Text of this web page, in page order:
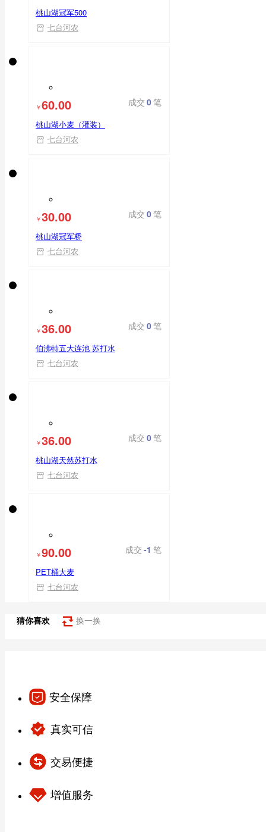
桃山湖冠军500
七台河农
￥60.00 成交 0笔
桃山湖小麦（灌装）
七台河农
￥30.00 成交 0笔
桃山湖冠军桥
七台河农
￥36.00 成交 0笔
伯沸特五大连池 苏打水
七台河农
￥36.00 成交 0笔
桃山湖天然苏打水
七台河农
￥90.00 成交 -1 笔
PET桶大麦
七台河农
猜你喜欢 换一换
安全保障
真实可信
交易便捷
增值服务